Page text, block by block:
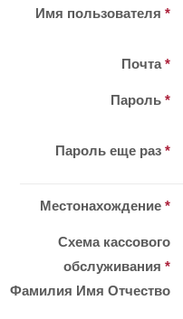
Имя пользователя *
Почта*
Пароль *
Пароль еще раз *
Местонахождение *
Схема кассового
обслуживания *
Фамилия Имя Отчество